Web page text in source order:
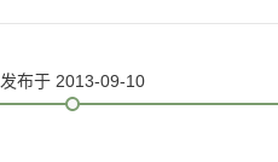
发布于 2013-09-10